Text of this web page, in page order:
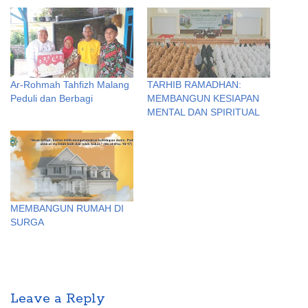
Ar-Rohmah Tahfizh Malang
Peduli dan Berbagi
TARHIB RAMADHAN:
MEMBANGUN KESIAPAN
MENTAL DAN SPIRITUAL
MEMBANGUN RUMAH DI
SURGA
Leave a Reply